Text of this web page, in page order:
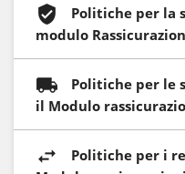
Politiche per la
modulo
Politiche per le
il Modulo
Politiche per i